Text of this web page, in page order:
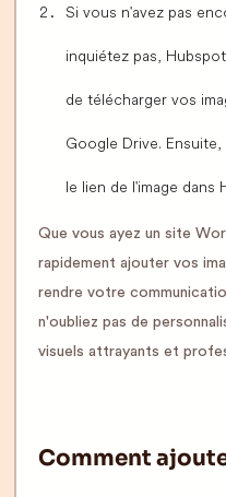
Si vous n'avez pas
inquiétez pas,
de télécharger vos
Google Drive.
le lien de l'image dans
Que vous ayez un site
rapidement ajouter vos
rendre votre
n'oubliez pas de
visuels attrayants et
Comment